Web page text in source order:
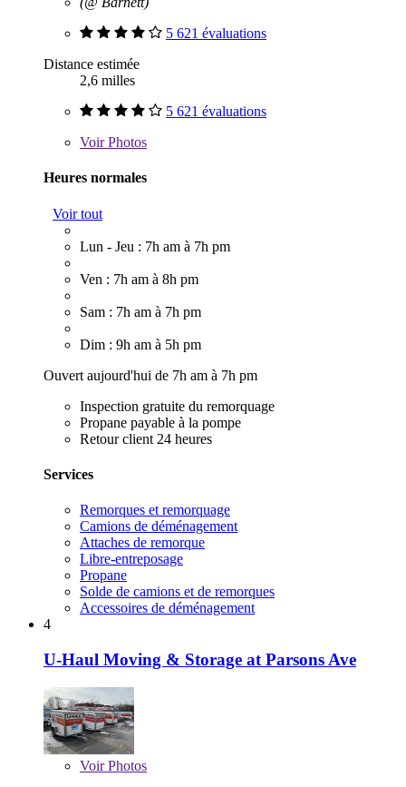
5 621 évaluations
Distance estimée
2,6 milles
5 621 évaluations
VoirPhotos
Heures normales
Voir tout
Lun - Jeu : 7h am à 7h pm
Ven : 7h am à 8h pm
Sam : 7h am à 7h pm
Dim : 9h am à 5h pm
Ouvert aujourd'hui de 7h am à 7h pm
Inspection gratuite du remorquage
Propane payable à la pompe
Retour client 24 heures
Services
Remorques et remorquage
Camions de déménagement
Attaches de remorque
Libre-entreposage
Propane
Solde de camions et de remorques
Accessoires de déménagement
4
U-Haul Moving & Storage at Parsons Ave
VoirPhotos